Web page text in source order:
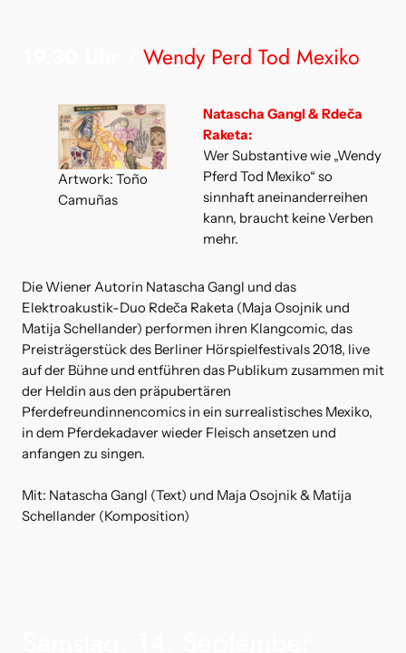
Wendy Perd Tod Mexiko
Artwork: Toño
Camuñas
Natascha Gangl & Rdeča
Raketa:
Wer Substantive wie „Wendy
Pferd Tod Mexiko“ so
sinnhaft aneinanderreihen
kann, braucht keine Verben
mehr.
Die Wiener Autorin Natascha Gangl und das
Elektroakustik-Duo Rdeča Raketa (Maja Osojnik und
Matija Schellander) performen ihren Klangcomic, das
Preisträgerstück des Berliner Hörspielfestivals 2018, live
auf der Bühne und entführen das Publikum zusammen mit
der Heldin aus den präpubertären
Pferdefreundinnencomics in ein surrealistisches Mexiko,
in dem Pferdekadaver wieder Fleisch ansetzen und
anfangen zu singen.
Mit: Natascha Gangl (Text) und Maja Osojnik & Matija
Schellander (Komposition)